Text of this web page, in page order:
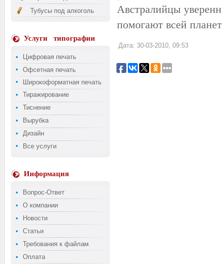
Тубусы под алкоголь
Услуги типографии
Цифровая печать
Офсетная печать
Широкоформатная печать
Тиражирование
Тиснение
Вырубка
Дизайн
Все услуги
Информация
Вопрос-Ответ
О компании
Новости
Статьи
Требования к файлам
Оплата
Австралийцы
помогают всей
Дата: 30-03-2010, 09:53